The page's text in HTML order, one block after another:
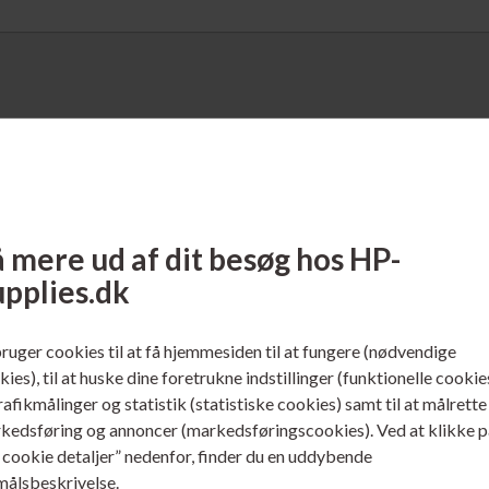
mere ud af dit besøg hos HP-
cookies til at få hjemmesiden til at fungere (nødvendige
til at huske dine foretrukne indstillinger (funktionelle
og statistik (statistiske cookies) samt til at målrette
og annoncer (markedsføringscookies). Ved at klikke
cookie detaljer” nedenfor, finder du en uddybende
230036
301 Blækpatron Color 3
Varenr. 230038
HP No. 301XL Blækpatron
Color 6 ml.
Læs mere...